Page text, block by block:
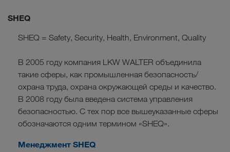
SHEQ
SHEQ = Safety, Security, Health, Environment, Quality
В 2005 году компания LKW WALTER объединила
такие сферы, как промышленная безопасность/
охрана труда, охрана окружающей среды и качество.
В 2008 году была введена система управления
безопасностью. С тех пор все вышеуказанные сферы
обозначаются одним термином «SHEQ».
Менеджмент SHEQ